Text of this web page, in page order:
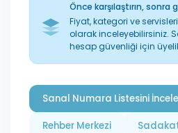
Önce karşılaştırın, sonra
Fiyat, kategori ve
olarak inceleyebilirsiniz.
hesap güvenliği için
Sanal Numara Listesini İncele
Rehber Merkezi